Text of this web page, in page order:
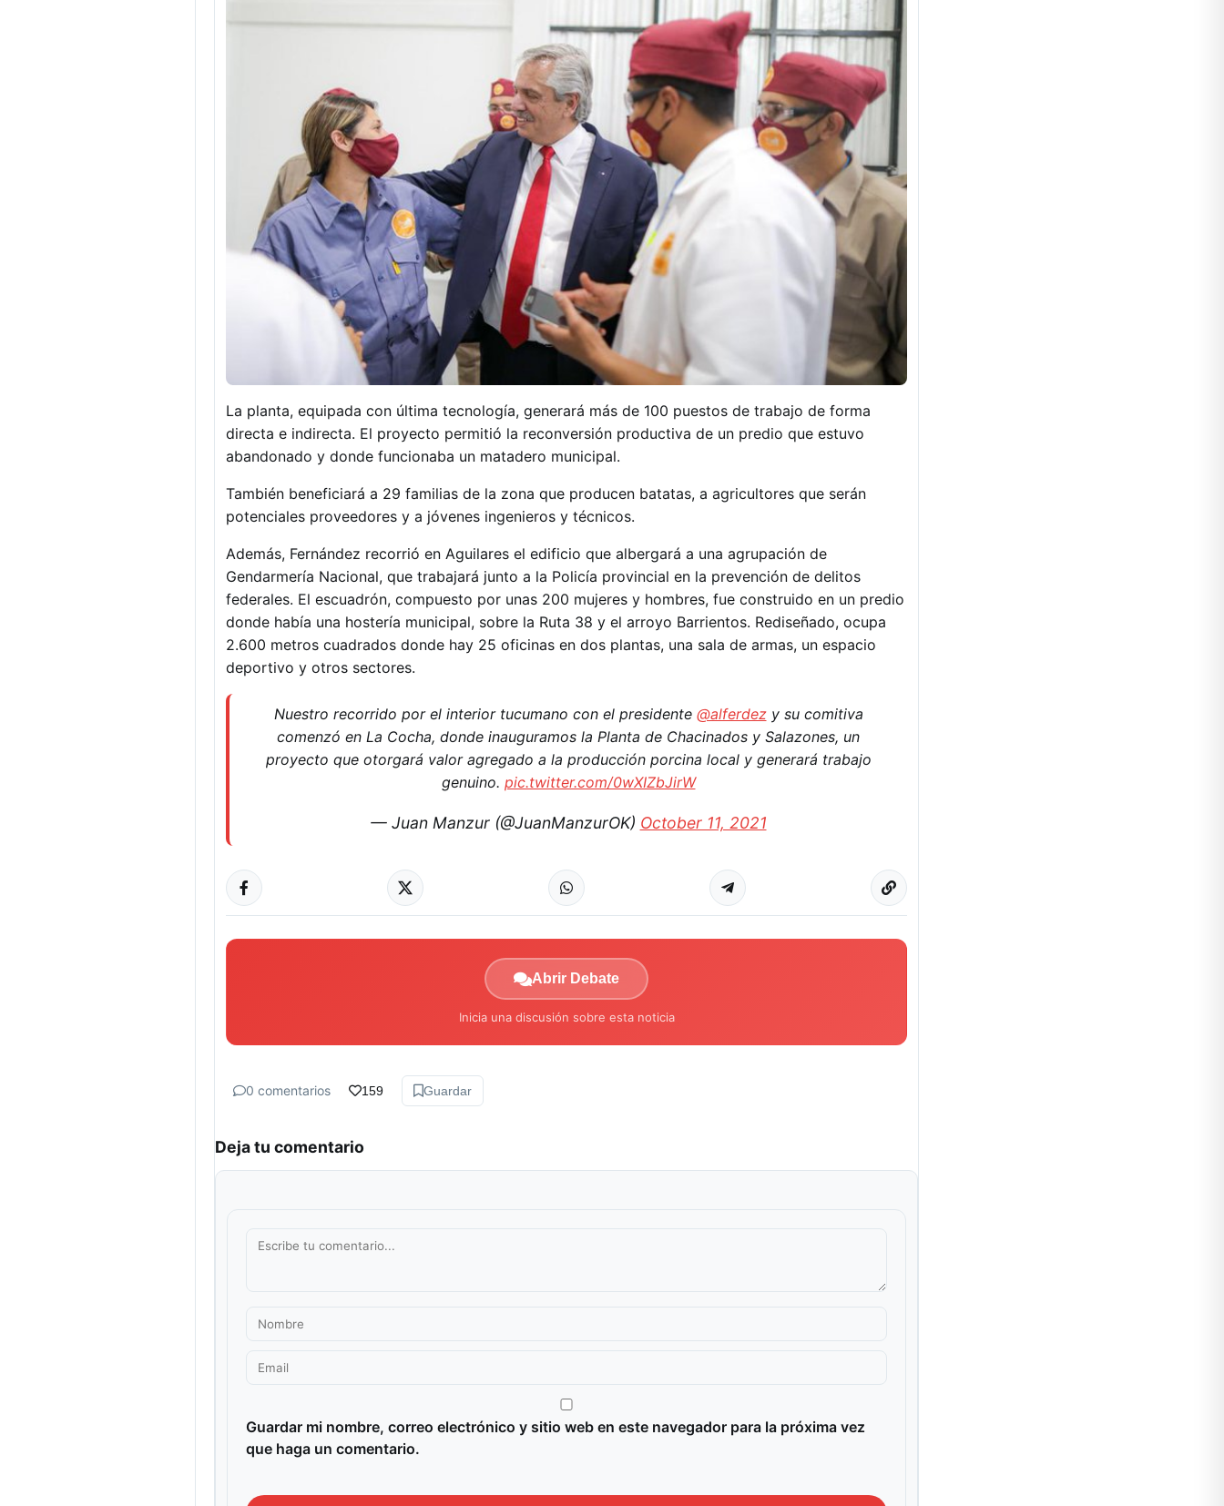
La planta, equipada con última tecnología, generará más de 100 puestos de trabajo de forma
directa e indirecta. El proyecto permitió la reconversión productiva de un predio que estuvo
abandonado y donde funcionaba un matadero municipal.
También beneficiará a 29 familias de la zona que producen batatas, a agricultores que serán
potenciales proveedores y a jóvenes ingenieros y técnicos.
Además, Fernández recorrió en Aguilares el edificio que albergará a una agrupación de
Gendarmería Nacional, que trabajará junto a la Policía provincial en la prevención de delitos
federales. El escuadrón, compuesto por unas 200 mujeres y hombres, fue construido en un predio
donde había una hostería municipal, sobre la Ruta 38 y el arroyo Barrientos. Rediseñado, ocupa
2.600 metros cuadrados donde hay 25 oficinas en dos plantas, una sala de armas, un espacio
deportivo y otros sectores.
Nuestro recorrido por el interior tucumano con el presidente @alferdezy su comitiva
comenzó en La Cocha, donde inauguramos la Planta de Chacinados y Salazones, un
proyecto que otorgará valor agregado a la producción porcina local y generará trabajo
genuino. pic.twitter.com/0wXIZbJirW
— Juan Manzur (@JuanManzurOK) October 11, 2021
Abrir Debate
Inicia una discusión sobre esta noticia
0 comentarios 159 Guardar
Deja tu comentario
Guardar mi nombre, correo electrónico y sitio web en este navegador para la próxima vez
que haga un comentario.